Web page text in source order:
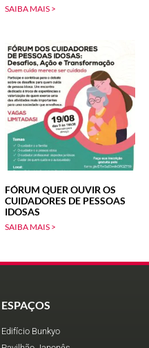
SAIBA MAIS >
FÓRUM QUER OUVIR OS
CUIDADORES DE PESSOAS
IDOSAS
SAIBA MAIS >
ESPAÇOS
Edifício Bunkyo